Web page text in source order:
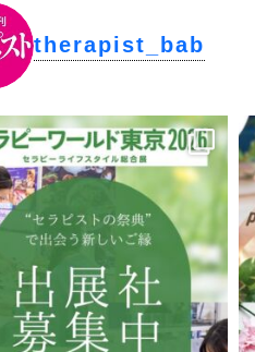
ビジネスモデル神社を作ろう
ビジネスモデル神社の作り方
まず与えることが大切
「あなたはどんな未来に行
緑のペンでノートに書いた
目標が見つからない人へ
小さな目標をたくさん達成
失敗して自分を責めるのは
家族に反対されたら
家族の応援は後からついて
therapist_bab